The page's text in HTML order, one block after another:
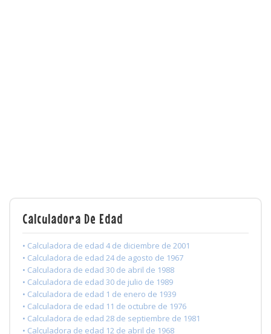
Calculadora De Edad
• Calculadora de edad 4 de diciembre de 2001
• Calculadora de edad 24 de agosto de 1967
• Calculadora de edad 30 de abril de 1988
• Calculadora de edad 30 de julio de 1989
• Calculadora de edad 1 de enero de 1939
• Calculadora de edad 11 de octubre de 1976
• Calculadora de edad 28 de septiembre de 1981
• Calculadora de edad 12 de abril de 1968